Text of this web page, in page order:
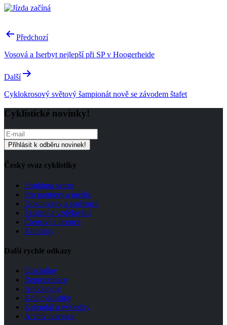
Navigace
příspěvek
Předchozí
Vosová a Iserbyt nejlepší při SP v Hoogerheide
Další
Cyklokrosový světový šampionát nově se závodem štafet
Cyklistické novinky!
Český svaz cyklistiky
Struktura svazu
Pro partnery a média
Dokumenty a směrnice
Školení a vzdělávání
Členství a licence
Kontakty
Další rychlé odkazy
Disciplíny
Reprezentace
Antidoping
Král cyklistiky
Kalendář a výsledky
Archiv novinek